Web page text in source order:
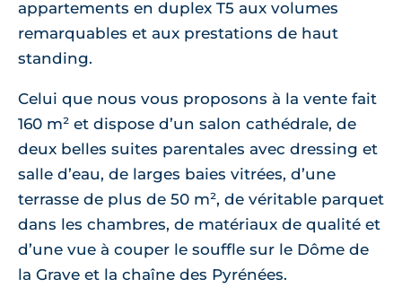
appartements en duplex T5 aux volumes
remarquables et aux prestations de haut
standing.
Celui que nous vous proposons à la vente fait
160 m² et dispose d’un salon cathédrale, de
deux belles suites parentales avec dressing et
salle d’eau, de larges baies vitrées, d’une
terrasse de plus de 50 m², de véritable parquet
dans les chambres, de matériaux de qualité et
d’une vue à couper le souffle sur le Dôme de
la Grave et la chaîne des Pyrénées.